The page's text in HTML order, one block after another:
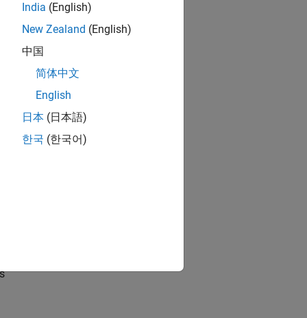
India (English)
New Zealand (English)
中国
简体中文
English
日本 (日本語)
한국 (한국어)